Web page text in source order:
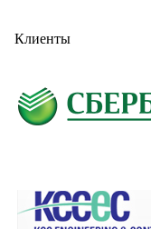
Клиенты